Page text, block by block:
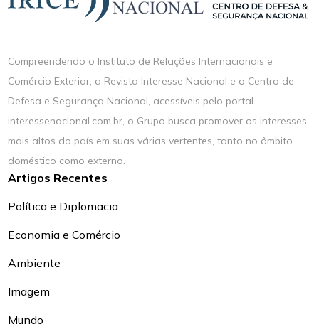
Compreendendo o Instituto de Relações Internacionais e
Comércio Exterior, a Revista Interesse Nacional e o Centro de
Defesa e Segurança Nacional, acessíveis pelo portal
interessenacional.com.br, o Grupo busca promover os interesses
mais altos do país em suas várias vertentes, tanto no âmbito
doméstico como externo.
Artigos Recentes
Política e Diplomacia
Economia e Comércio
Ambiente
Imagem
Mundo